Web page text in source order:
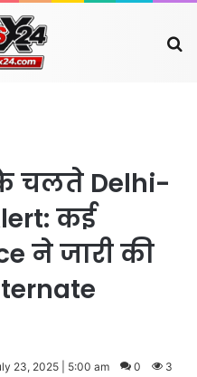
चलते Delhi-
कई
ने जारी की
23, 2025 | 5:00 am 0 3